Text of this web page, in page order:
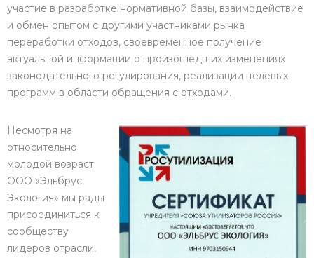
участие в разработке нормативной базы, взаимодействие
и обмен опытом с другими участниками рынка
переработки отходов, своевременное получение
актуальной информации о произошедших изменениях
законодательного регулирования, реализации целевых
программ в области обращения с отходами.
Несмотря на
относительно
молодой возраст
ООО «Эльбрус
Экология» мы рады
присоединиться к
сообществу
лидеров отрасли,